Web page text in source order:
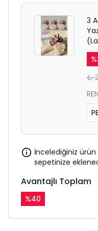
3
%
₺
İncelediğiniz
sepetinize
Avantajlı Toplam
%40